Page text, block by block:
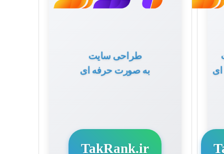
طراحی سایت
به صورت حرفه ای
TakRank.ir